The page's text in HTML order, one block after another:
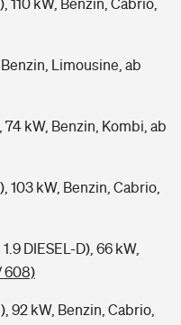
110 kW, Benzin, Cabrio,
Limousine, ab
kW, Benzin, Kombi, ab
103 kW, Benzin, Cabrio,
DIESEL-D), 66 kW,
608)
92 kW, Benzin, Cabrio,